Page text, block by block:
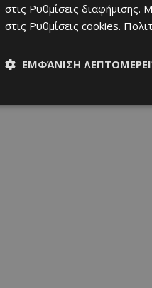
στις Ρυθμίσεις διαφήμισης.
στις Ρυθμίσεις cookies.
ΕΜΦΆΝΙΣΗ